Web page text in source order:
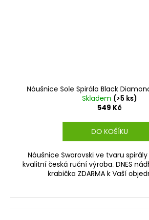
Náušnice Sole Spirála Black
Skladem (>5 ks)
549 Kč
DO KOŠÍKU
Náušnice Swarovski ve tvaru
kvalitní česká ruční výroba. DNES
krabička ZDARMA k Vaší